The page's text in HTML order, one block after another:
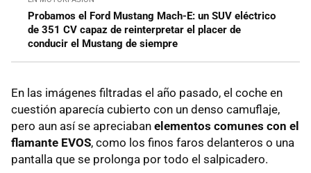
Probamos el Ford Mustang Mach-E: un SUV eléctrico
de 351 CV capaz de reinterpretar el placer de
conducir el Mustang de siempre
En las imágenes filtradas el año pasado, el coche en
cuestión aparecía cubierto con un denso camuflaje,
pero aun así se apreciaban elementos comunes con el
flamante EVOS, como los finos faros delanteros o una
pantalla que se prolonga por todo el salpicadero.